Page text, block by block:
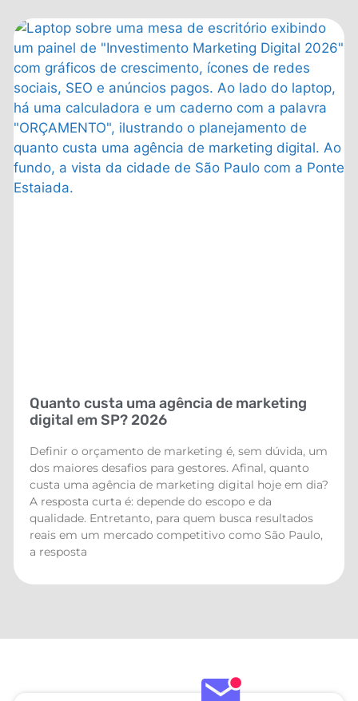
Quanto custa uma agência de marketing
digital em SP? 2026
Definir o orçamento de marketing é, sem dúvida, um
dos maiores desafios para gestores. Afinal, quanto
custa uma agência de marketing digital hoje em dia?
A resposta curta é: depende do escopo e da
qualidade. Entretanto, para quem busca resultados
reais em um mercado competitivo como São Paulo,
a resposta